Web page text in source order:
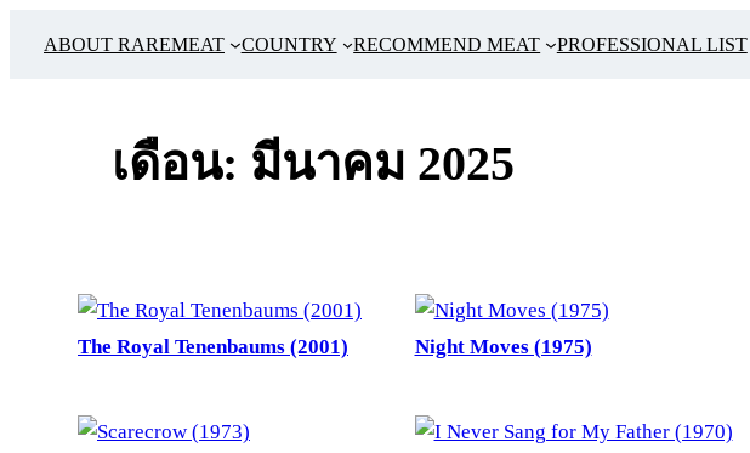
ABOUT RAREMEAT COUNTRY RECOMMEND MEAT PROFESSIONAL LIST
เดือน: มีนาคม 2025
The Royal Tenenbaums (2001) Night Moves (1975)